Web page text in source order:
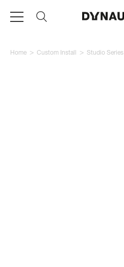
Home > Custom Install > Studio Series